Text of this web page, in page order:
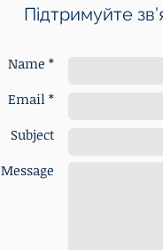
Підтримуйте
Name *
Email *
Subject
Message